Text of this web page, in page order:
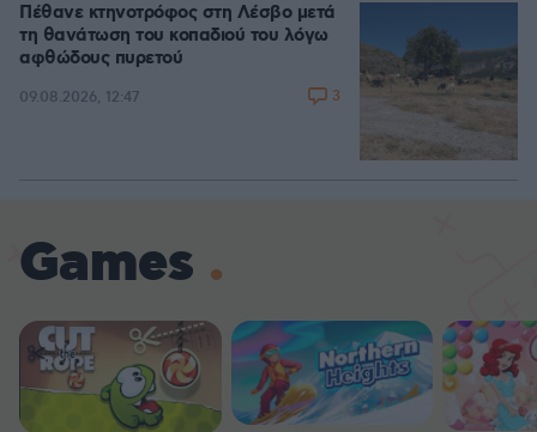
Πέθανε κτηνοτρόφος στη Λέσβο μετά
τη θανάτωση του κοπαδιού του λόγω
αφθώδους πυρετού
09.08.2026, 12:47 3
Games